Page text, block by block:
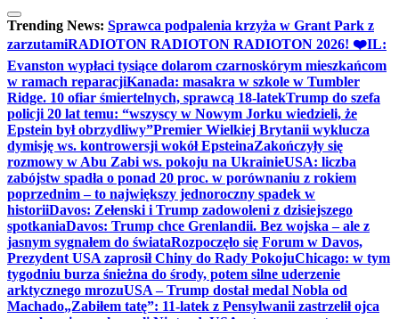
Trending News: Sprawca podpalenia krzyża w Grant Park z
zarzutamiRADIOTON RADIOTON RADIOTON 2026! ❤️IL:
Evanston wypłaci tysiące dolarom czarnoskórym mieszkańcom
w ramach reparacjiKanada: masakra w szkole w Tumbler
Ridge. 10 ofiar śmiertelnych, sprawcą 18-latekTrump do szefa
policji 20 lat temu: “wszyscy w Nowym Jorku wiedzieli, że
Epstein był obrzydliwy”Premier Wielkiej Brytanii wyklucza
dymisję ws. kontrowersji wokół EpsteinaZakończyły się
rozmowy w Abu Zabi ws. pokoju na UkrainieUSA: liczba
zabójstw spadła o ponad 20 proc. w porównaniu z rokiem
poprzednim – to największy jednoroczny spadek w
historiiDavos: Zełenski i Trump zadowoleni z dzisiejszego
spotkaniaDavos: Trump chce Grenlandii. Bez wojska – ale z
jasnym sygnałem do świataRozpoczęło się Forum w Davos,
Prezydent USA zaprosił Chiny do Rady PokojuChicago: w tym
tygodniu burza śnieżna do środy, potem silne uderzenie
arktycznego mrozuUSA – Trump dostał medal Nobla od
Machado„Zabiłem tatę”: 11-latek z Pensylwanii zastrzelił ojca